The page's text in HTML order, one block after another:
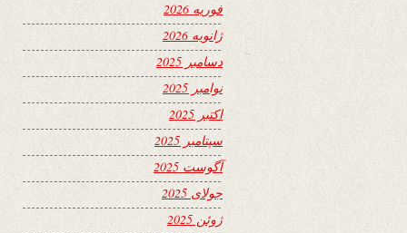
فوریه 2026
ژانویه 2026
دسامبر 2025
نوامبر 2025
اکتبر 2025
سپتامبر 2025
آگوست 2025
جولای 2025
ژوئن 2025